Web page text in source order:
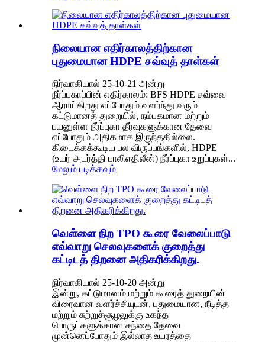
நிலையான எதிர்காலத்திற்கான
புதுமையான HDPE சவ்வுத் தாள்கள்
நிர்வாகியால் 25-10-21 அன்று
நீர்ப்புகாப்பின் எதிர்காலம்: BFS HDPE சவ்வை
ஆராய்கிறது எப்போதும் வளர்ந்து வரும்
கட்டுமானத் துறையில், நம்பகமான மற்றும்
பயனுள்ள நீர்ப்புகா தீர்வுகளுக்கான தேவை
எப்போதும் அதிகமாக இருந்ததில்லை.
கிடைக்கக்கூடிய பல விருப்பங்களில், HDPE
(உயர் அடர்த்தி பாலிஎதிலீன்) நீர்ப்புகா உறுப்புகள்...
மேலும் படிக்கவும்
வெள்ளை நிற TPO கூரை வேலைப்பாடு
எவ்வாறு செலவுகளைக் குறைத்து
கட்டிடத் திறனை அதிகரிக்கிறது.
நிர்வாகியால் 25-10-20 அன்று
இன்று, கட்டுமானம் மற்றும் கூரைத் துறையின்
விரைவான வளர்ச்சியுடன், புதுமையான, நீடித்த
மற்றும் சுற்றுச்சூழலுக்கு உகந்த
பொருட்களுக்கான சந்தை தேவை
முன்னெப்போதும் இல்லாத உயரத்தை